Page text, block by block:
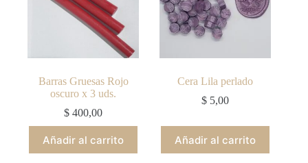
Barras Gruesas Rojo
oscuro x 3 uds.
$ 400,00
Añadir al carrito
Cera Lila perlado
$ 5,00
Añadir al carrito